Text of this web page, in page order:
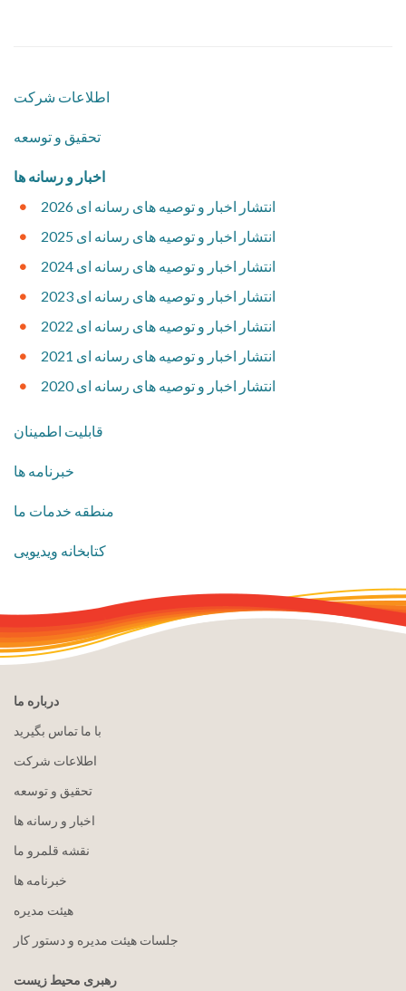
اطلاعات شرکت
​تحقیق و توسعه
​اخبار و رسانه ها
2026 انتشار اخبار و توصیه های رسانه ای
2025 انتشار اخبار و توصیه های رسانه ای
2024 انتشار اخبار و توصیه های رسانه ای
2023 انتشار اخبار و توصیه های رسانه ای
2022 انتشار اخبار و توصیه های رسانه ای
2021 انتشار اخبار و توصیه های رسانه ای
2020 انتشار اخبار و توصیه های رسانه ای
قابلیت اطمینان
خبرنامه ها
منطقه خدمات ما
کتابخانه ویدیویی
درباره ما
با ما تماس بگیرید
اطلاعات شرکت
تحقیق و توسعه
اخبار و رسانه ها
نقشه قلمرو ما
خبرنامه ها
هيئت مدیره
جلسات هیئت مدیره و دستور کار
رهبری محیط زیست